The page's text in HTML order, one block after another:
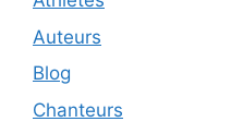
Auteurs
Blog
Chanteurs